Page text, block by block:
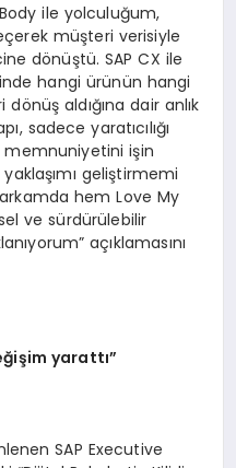
ile yolculuğum,
müşteri verisiyle
dönüştü. SAP CX ile
hangi ürünün hangi
aldığına dair anlık
sadece yaratıcılığı
memnuniyetini işin
geliştirmemi
hem Love My
ve sürdürülebilir
açıklamasını
yarattı”
SAP Executive